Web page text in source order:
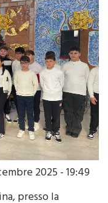
2025 - 19:49